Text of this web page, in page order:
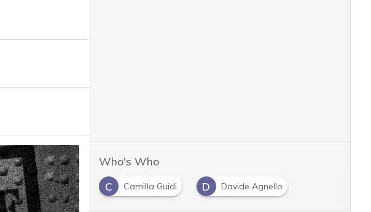
Who's Who
C
Camilla Guidi D Davide Agnello